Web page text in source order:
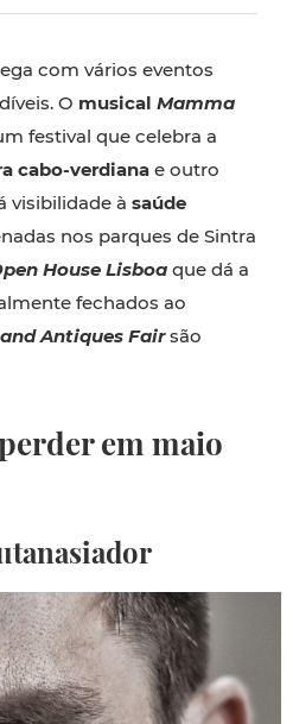
com vários eventos
O musical Mamma
festival que celebra a
cabo-verdiana e outro
visibilidade à saúde
nos parques de Sintra
House Lisboa que dá a
fechados ao
Antiques Fairsão
em maio